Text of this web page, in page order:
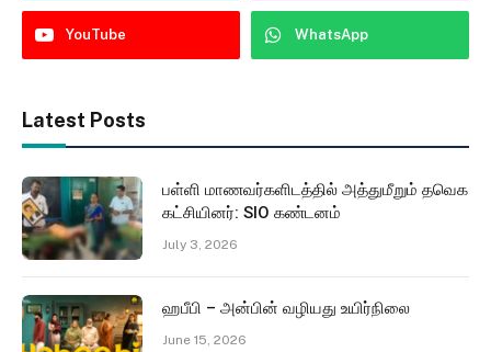
YouTube WhatsApp
Latest Posts
பள்ளி மாணவர்களிடத்தில் அத்துமீறும் தவெக
கட்சியினர்: SIO கண்டனம்
July 3, 2026
ஹபீபி – அன்பின் வழியது உயிர்நிலை
June 15, 2026